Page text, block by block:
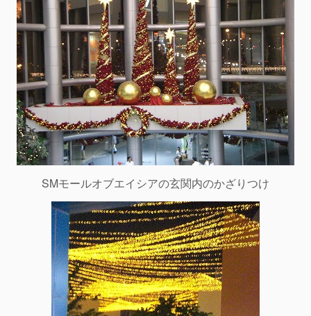
SMモールオブエイシアの玄関内のかざりつけ